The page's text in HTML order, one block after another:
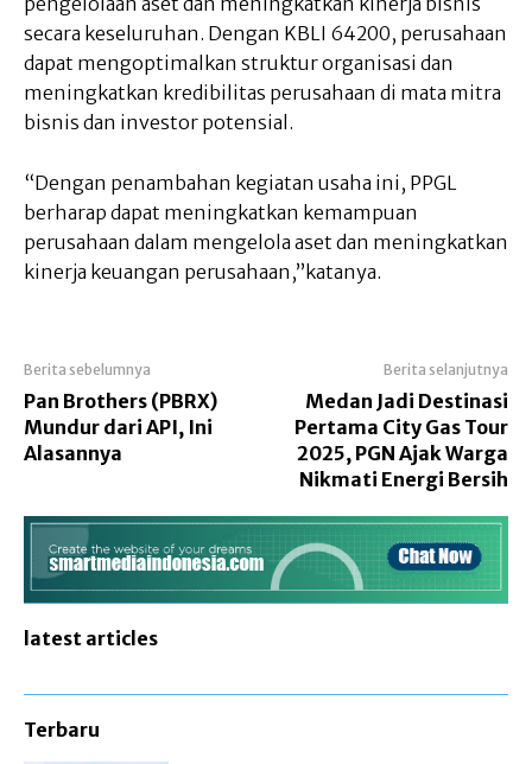
secara keseluruhan. Dengan KBLI 64200, perusahaan
dapat mengoptimalkan struktur organisasi dan
meningkatkan kredibilitas perusahaan di mata mitra
bisnis dan investor potensial.
“Dengan penambahan kegiatan usaha ini, PPGL
berharap dapat meningkatkan kemampuan
perusahaan dalam mengelola aset dan meningkatkan
kinerja keuangan perusahaan,”katanya.
Berita sebelumnya
Pan Brothers (PBRX)
Mundur dari API, Ini
Alasannya
Berita selanjutnya
Medan Jadi Destinasi
Pertama City Gas Tour
2025, PGN Ajak Warga
Nikmati Energi Bersih
latest articles
Terbaru